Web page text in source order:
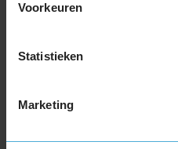
Voorkeuren
Statistieken
Marketing
245/50R19 105Y EXTRALOAD
255/50R19 107W EXTRALOAD